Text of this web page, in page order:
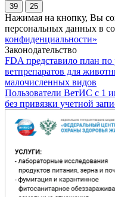
39 25
Нажимая на кнопку, Вы
персональных данных в
конфиденциальности»
Законодательство
FDA представило план
ветпрепаратов для
малочисленных видов
Пользователи ВетИС с 1
без привязки учетной